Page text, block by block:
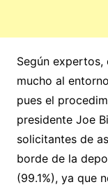
Según
mucho al
pues el
presidente Joe
solicitantes de
borde de la
(99.1%), ya que